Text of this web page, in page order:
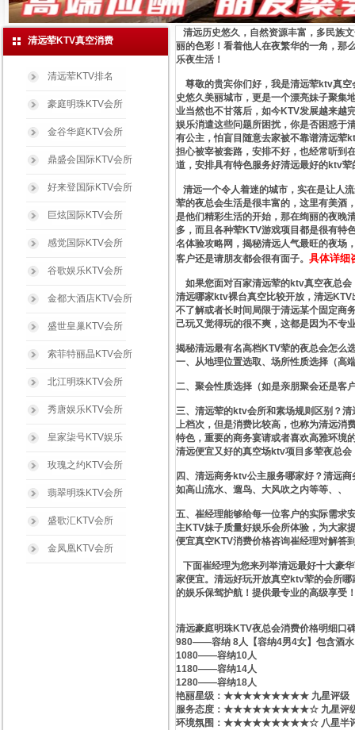
清远荤KTV真空消费
清远荤KTV排名
豪庭明珠KTV会所
金谷华庭KTV会所
鼎盛会国际KTV会所
好来登国际KTV会所
巨炫国际KTV会所
感觉国际KTV会所
谷歌娱乐KTV会所
金都大酒店KTV会所
盛世皇巢KTV会所
索菲特丽晶KTV会所
北江明珠KTV会所
秀唐娱乐KTV会所
皇家柒号KTV娱乐
玫瑰之约KTV会所
翡翠明珠KTV会所
盛歌汇KTV会所
金凤凰KTV会所
清远历史悠久，自然资源丰富，多民族
丽的色彩！看着他人在夜繁华的一角，那
乐夜生活！
尊敬的贵宾你们好，我是清远荤ktv真空
史悠久美丽城市，更是一个漂亮妹子聚集
业当然也不甘落后，如今KTV发展越来越
娱乐消遣这些问题所困扰，你是否困惑于
有公主，怕盲目随意去家被不靠谱清远荤
担心被宰被套路，安排不好，也经常听到
道，安排具有特色服务好清远最好的ktv荤
清远一个令人着迷的城市，实在是让人
荤的夜总会生活是很丰富的，这里有美酒
是他们精彩生活的开始，那在绚丽的夜晚
多，而且各种荤KTV游戏项目都是很有特
名体验攻略网，揭秘清远人气最旺的夜场
客户还是请朋友都会很有面子。 具体详细
如果您面对百家清远荤的ktv真空夜总会
清远哪家ktv裸台真空比较开放，清远
不了解或者长时间局限于清远某个固定商
己玩又觉得玩的很不爽，这都是因为不专
揭秘清远最有名高档KTV荤的夜总会怎么
一、从地理位置选取、场所性质选择（高
二、聚会性质选择（如是亲朋聚会还是客
三、清远荤的ktv会所和素场规则区别？
上档次，但是消费比较高，也称为清远消
特色，重要的商务宴请或者喜欢高雅环境
清远便宜又好的真空场ktv项目多荤夜总会
四、清远商务ktv公主服务哪家好？清远
如高山流水、遛鸟、大风吹之内等等、、
五、崔经理能够给每一位客户的实际需求
主KTV妹子质量好娱乐会所体验，为大家
便宜真空KTV消费价格咨询崔经理对解答
下面崔经理为您来列举清远最好十大豪
家便宜。清远好玩开放真空ktv荤的会所
的娱乐保驾护航！提供最专业的高级享受
清远豪庭明珠KTV夜总会消费价格明细口
980——容纳 8人【容纳4男4女】包含酒水
1080——容纳10人
1180——容纳14人
1280——容纳18人
艳丽星级​‌‌：★★★★★★★★★ 九星评级
服务态度：★★★★★★★★★☆ 九星评
环境氛围：★★★★★★★★★☆ 八星半